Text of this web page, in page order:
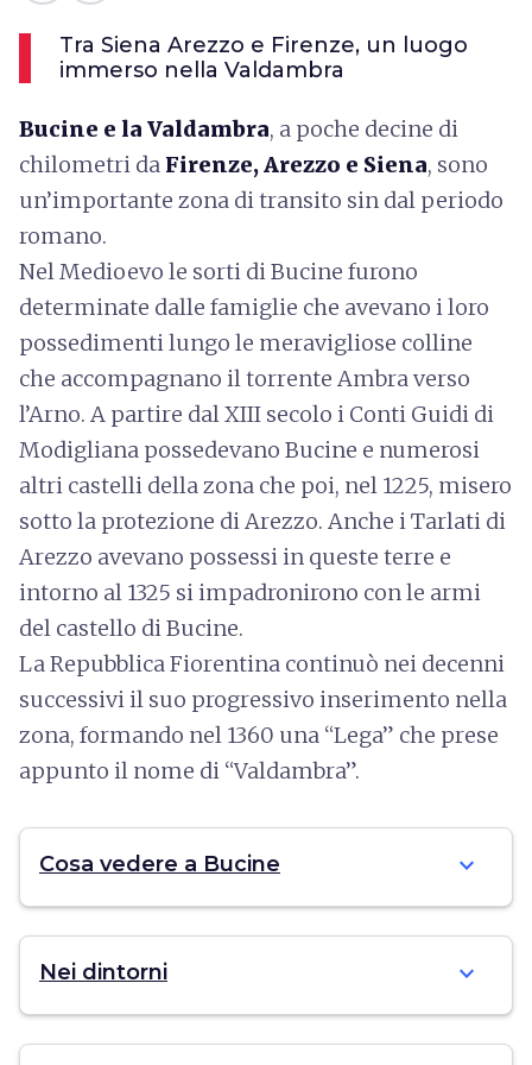
Tra Siena Arezzo e Firenze, un luogo
immerso nella Valdambra
Bucine e la Valdambra, a poche decine di
chilometri da Firenze, Arezzo e Siena, sono
un’importante zona di transito sin dal periodo
romano.
Nel Medioevo le sorti di Bucine furono
determinate dalle famiglie che avevano i loro
possedimenti lungo le meravigliose colline
che accompagnano il torrente Ambra verso
l’Arno. A partire dal XIII secolo i Conti Guidi di
Modigliana possedevano Bucine e numerosi
altri castelli della zona che poi, nel 1225, misero
sotto la protezione di Arezzo. Anche i Tarlati di
Arezzo avevano possessi in queste terre e
intorno al 1325 si impadronirono con le armi
del castello di Bucine.
La Repubblica Fiorentina continuò nei decenni
successivi il suo progressivo inserimento nella
zona, formando nel 1360 una “Lega” che prese
appunto il nome di “Valdambra”.
Cosa vedere a Bucine expand_more
Nei dintorni expand_more